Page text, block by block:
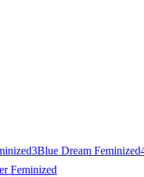
3Blue Dream Feminized
Feminized